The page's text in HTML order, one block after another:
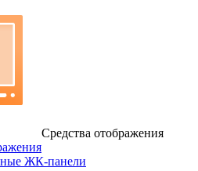
Средства отображения
ЖК-панели